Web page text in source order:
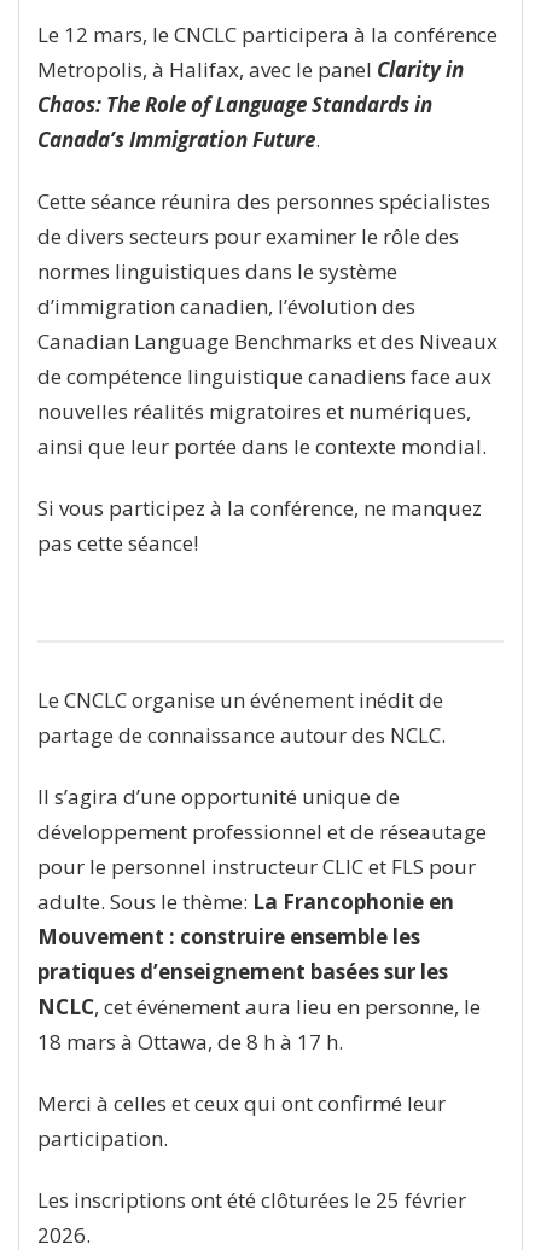
Le 12 mars, le CNCLC participera à la conférence
Metropolis, à Halifax, avec le panel Clarity in
Chaos: The Role of Language Standards in
Canada’s Immigration Future.
Cette séance réunira des personnes spécialistes
de divers secteurs pour examiner le rôle des
normes linguistiques dans le système
d’immigration canadien, l’évolution des
Canadian Language Benchmarks et des Niveaux
de compétence linguistique canadiens face aux
nouvelles réalités migratoires et numériques,
ainsi que leur portée dans le contexte mondial.
Si vous participez à la conférence, ne manquez
pas cette séance!
Le CNCLC organise un événement inédit de
partage de connaissance autour des NCLC.
Il s’agira d’une opportunité unique de
développement professionnel et de réseautage
pour le personnel instructeur CLIC et FLS pour
adulte. Sous le thème: La Francophonie en
Mouvement : construire ensemble les
pratiques d’enseignement basées sur les
NCLC, cet événement aura lieu en personne, le
18 mars à Ottawa, de 8 h à 17 h.
Merci à celles et ceux qui ont confirmé leur
participation.
Les inscriptions ont été clôturées le 25 février
2026.